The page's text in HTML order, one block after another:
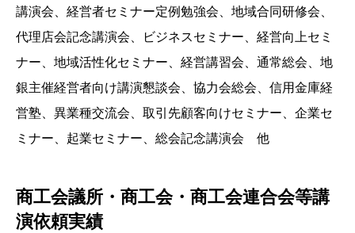
講演会、経営者セミナー定例勉強会、地域合同研修会、
代理店会記念講演会、ビジネスセミナー、経営向上セミ
ナー、地域活性化セミナー、経営講習会、通常総会、地
銀主催経営者向け講演懇談会、協力会総会、信用金庫経
営塾、異業種交流会、取引先顧客向けセミナー、企業セ
ミナー、起業セミナー、総会記念講演会 他
商工会議所・商工会・商工会連合会等講
演依頼実績